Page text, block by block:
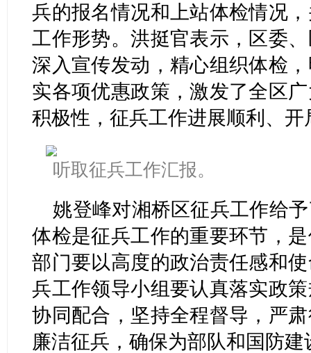
兵的报名情况和上站体检情况
工作形势。洪挺官表示，区委
深入宣传发动，精心组织体检
实各项优惠政策，激发了全区
积极性，征兵工作进展顺利、开
听取征兵工作汇报。
姚登峰对湘桥区征兵工作给
体检是征兵工作的重要环节，
部门要以高度的政治责任感和
兵工作领导小组要认真落实政
协同配合，坚持全程督导，严
廉洁征兵，确保为部队和国防